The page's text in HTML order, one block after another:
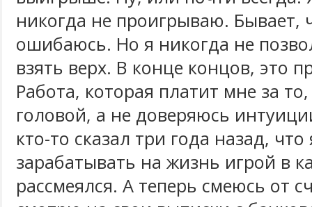
никогда не проигрываю. Бывает,
ошибаюсь. Но я никогда не
взять верх. В конце концов, это
Работа, которая платит мне за
головой, а не доверяюсь
кто-то сказал три года назад, что
зарабатывать на жизнь игрой в
рассмеялся. А теперь смеюсь от